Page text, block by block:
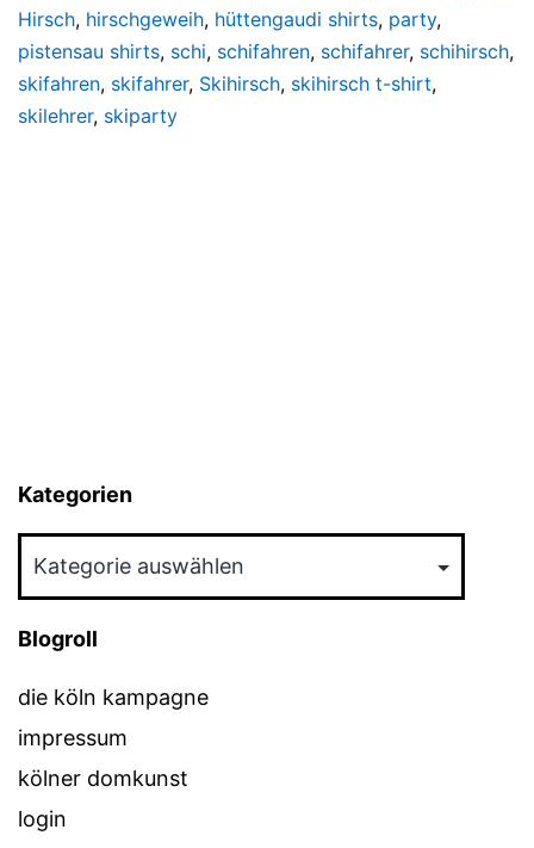
Hirsch, hirschgeweih, hüttengaudi shirts, party,
pistensau shirts, schi, schifahren, schifahrer, schihirsch,
skifahren, skifahrer, Skihirsch, skihirsch t-shirt,
skilehrer, skiparty
Kategorien
Blogroll
die köln kampagne
impressum
kölner domkunst
login